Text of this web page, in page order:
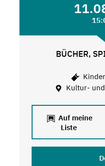
BÜCHER,
Kultur-
Auf meine
Liste